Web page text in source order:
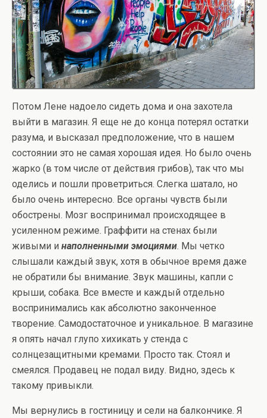
Потом Лене надоело сидеть дома и она захотела
выйти в магазин. Я еще не до конца потерял остатки
разума, и высказал предположение, что в нашем
состоянии это не самая хорошая идея. Но было очень
жарко (в том числе от действия грибов), так что мы
оделись и пошли проветриться. Слегка шатало, но
было очень интересно. Все органы чувств были
обострены. Мозг воспринимал происходящее в
усиленном режиме. Граффити на стенах были
живыми и наполненными эмоциями. Мы четко
слышали каждый звук, хотя в обычное время даже
не обратили бы внимание. Звук машины, капли с
крыши, собака. Все вместе и каждый отдельно
воспринимались как абсолютно законченное
творение. Самодостаточное и уникальное. В магазине
я опять начал глупо хихикать у стенда с
солнцезащитными кремами. Просто так. Стоял и
смеялся. Продавец не подал виду. Видно, здесь к
такому привыкли.
Мы вернулись в гостиницу и сели на балкончике. Я